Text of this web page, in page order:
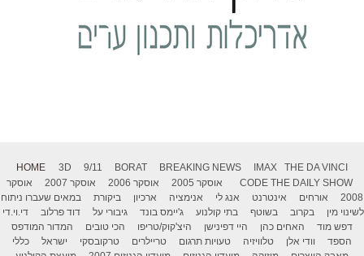
HOME 3D 9/11 BORAT BREAKING NEWS IMAX
THE DA VINCI
CODE THE DAILY SHOW אוסקר 2005 אוסקר 2006 אוסקר 2007
אוסקר
2008
אורחים אינטרנט אנג לי אנימציה ארכיון ביקורת
במאים שעברו ניתוח
לשינוי מין
בקרוב בשוטף בתי קולנוע ג'יימס בונד גיבורי על דוד פרלוב
די.וי.די
דפש מוד
האחים כהן היי דפינישן היצ'קוק/טריפו הכי טובים
המדור המודפס
הספד
וודי אלן טלוויזיה טעויות תרגום טריילרים טרקובסקי ישראל
כללי